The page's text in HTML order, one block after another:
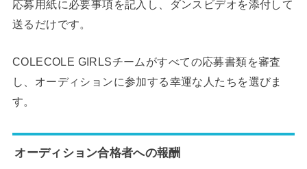
応募用紙に必要事項を記入し、ダンスビデオを添付して
送るだけです。
COLECOLE GIRLSチームがすべての応募書類を審査
し、オーディションに参加する幸運な人たちを選びま
す。
オーディション合格者への報酬